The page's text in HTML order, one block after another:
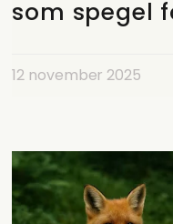
som spegel
12 november 2025